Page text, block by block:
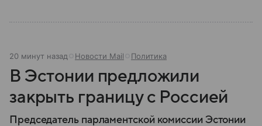
20 минут назад Новости Mail Политика
В Эстонии предложили
закрыть границу с Россией
Председатель парламентской комиссии Эстонии